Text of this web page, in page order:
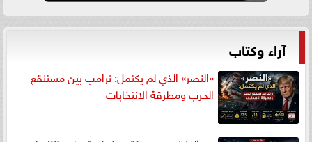
آراء وكتاب
«النصر» الذي لم يكتمل: ترامب بين مستنقع
الحرب ومطرقة الانتخابات